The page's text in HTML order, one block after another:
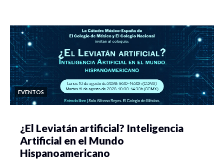
EVENTOS
¿El Leviatán artificial? Inteligencia
Artificial en el Mundo
Hispanoamericano